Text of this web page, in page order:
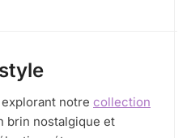
notre collection
brin nostalgique et